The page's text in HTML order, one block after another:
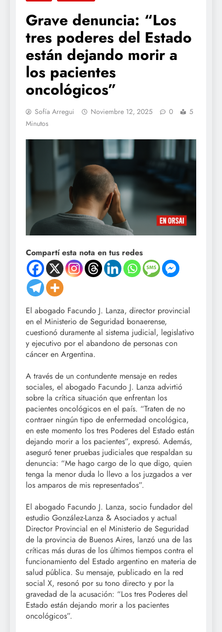
Grave denuncia: “Los
tres poderes del Estado
están dejando morir a
los pacientes
oncológicos”
Sofía Arregui Noviembre 12, 2025 0
5
Minutos
Compartí esta nota en tus redes
El abogado Facundo J. Lanza, director provincial
en el Ministerio de Seguridad bonaerense,
cuestionó duramente al sistema judicial, legislativo
y ejecutivo por el abandono de personas con
cáncer en Argentina.
A través de un contundente mensaje en redes
sociales, el abogado Facundo J. Lanza advirtió
sobre la crítica situación que enfrentan los
pacientes oncológicos en el país. “Traten de no
contraer ningún tipo de enfermedad oncológica,
en este momento los tres Poderes del Estado están
dejando morir a los pacientes”, expresó. Además,
aseguró tener pruebas judiciales que respaldan su
denuncia: “Me hago cargo de lo que digo, quien
tenga la menor duda lo llevo a los juzgados a ver
los amparos de mis representados”.
El abogado Facundo J. Lanza, socio fundador del
estudio González-Lanza & Asociados y actual
Director Provincial en el Ministerio de Seguridad
de la provincia de Buenos Aires, lanzó una de las
críticas más duras de los últimos tiempos contra el
funcionamiento del Estado argentino en materia de
salud pública. Su mensaje, publicado en la red
social X, resonó por su tono directo y por la
gravedad de la acusación: “Los tres Poderes del
Estado están dejando morir a los pacientes
oncológicos”.